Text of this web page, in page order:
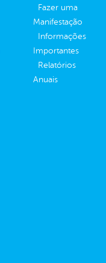
Fazer uma
Manifestação
Informações
Importantes
Relatórios
Anuais